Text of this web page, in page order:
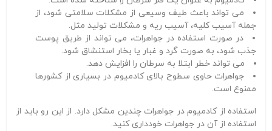
می تواند باعث طیف وسیعی از مشکلات سلامتی شود، از
جمله آسیب کلیه، آسیب ریه و مشکلات تولید مثل.
در صورت استفاده در جواهرات، می تواند از طریق پوست
جذب شود، به صورت گرد و غبار یا بخار استنشاق شود.
می تواند خطر ابتلا به سرطان را افزایش دهد.
جواهرات حاوی سطوح بالای کادمیوم در بسیاری از کشورها
ممنوع است.
استفاده از کادمیوم در جواهرات چندین مشکل دارد. از این رو باید از
استفاده از آن در جواهرات خودداری کنید.